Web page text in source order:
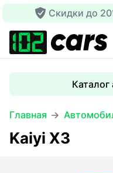
Скидки до
Главная
Kaiyi X3